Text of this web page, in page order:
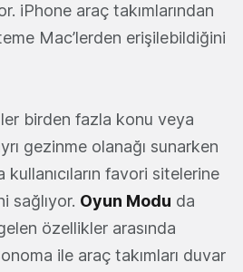
iPhone araç takımlarından
Mac’lerden erişilebildiğini
birden fazla konu veya
gezinme olanağı sunarken
favori sitelerine
sağlıyor. Oyun Modu da
özellikler arasında
ile araç takımları duvar